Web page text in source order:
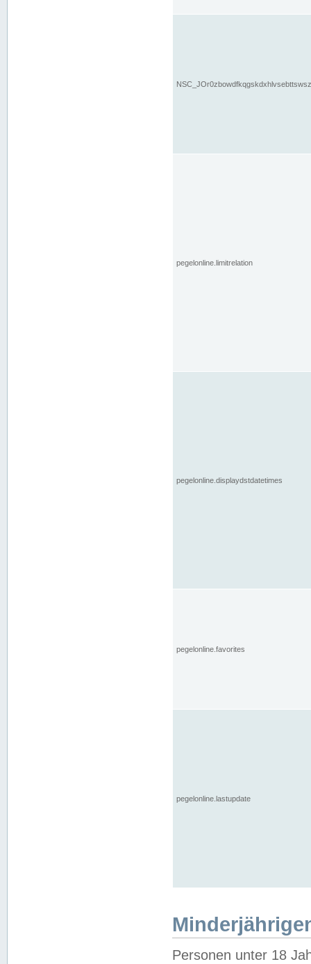
pegelonline.limitrelation
pegelonline.displaydstdatetimes
pegelonline.favorites
pegelonline.lastupdate
Personen unter 18